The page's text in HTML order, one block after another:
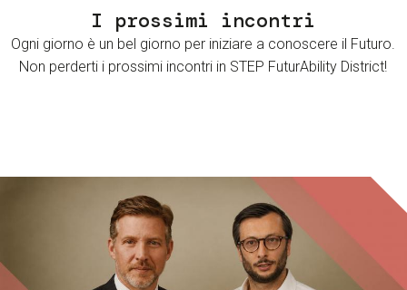
I prossimi incontri
Ogni giorno è un bel giorno per iniziare a conoscere il Futuro.
Non perderti i prossimi incontri in STEP FuturAbility District!